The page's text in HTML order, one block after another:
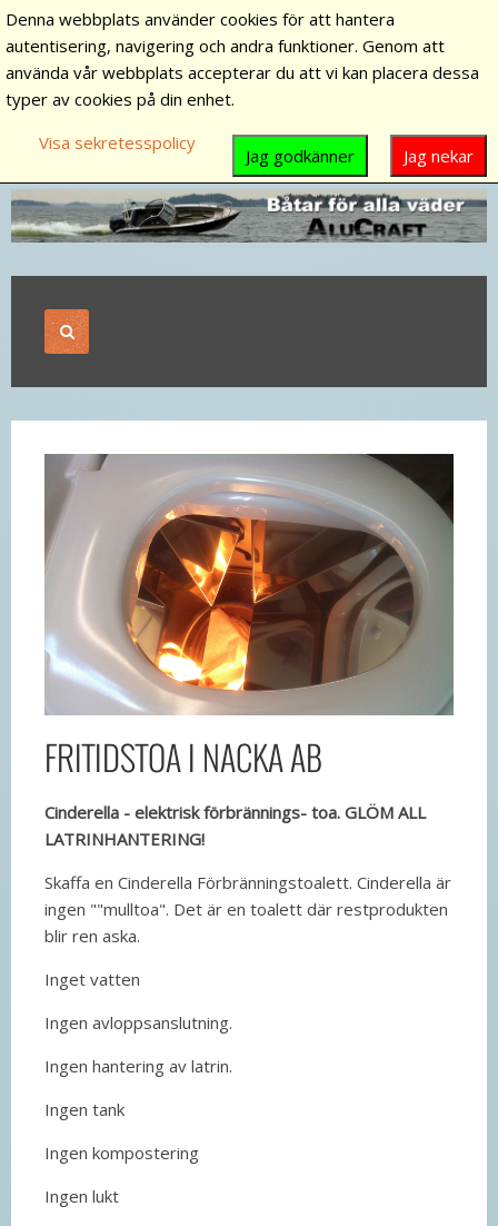
FRITIDSTOA I NACKA AB
Cinderella - elektrisk förbrännings- toa. GLÖM ALL
LATRINHANTERING!
Skaffa en Cinderella Förbränningstoalett. Cinderella är
ingen ""mulltoa". Det är en toalett där restprodukten
blir ren aska.
Inget vatten
Ingen avloppsanslutning.
Ingen hantering av latrin.
Ingen tank
Ingen kompostering
Ingen lukt
Denna webbplats använder cookies för att hantera
autentisering, navigering och andra funktioner. Genom att
använda vår webbplats accepterar du att vi kan placera dessa
typer av cookies på din enhet.
Visa sekretesspolicy
Jag nekar
Jag godkänner